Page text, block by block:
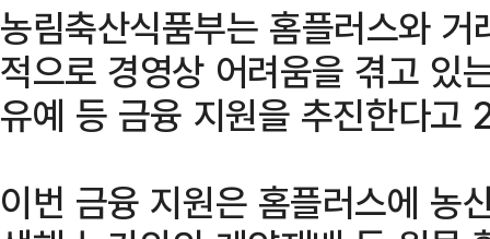
농림축산식품부는 홈플러스와
적으로 경영상 어려움을 겪고 있
유예 등 금융 지원을 추진한다고
이번 금융 지원은 홈플러스에 농